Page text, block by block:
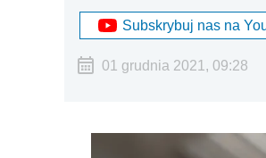
Subskrybuj nas na
01 grudnia 2021, 09:28